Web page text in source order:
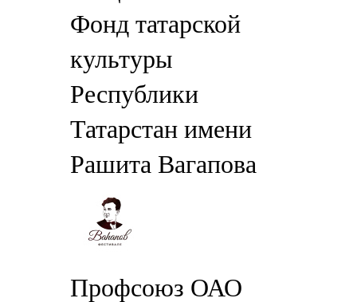
Фонд татарской
культуры
Республики
Татарстан имени
Рашита Вагапова
Профсоюз ОАО